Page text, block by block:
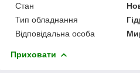
Стан
Тип обладнання
Відповідальна особа
Приховати